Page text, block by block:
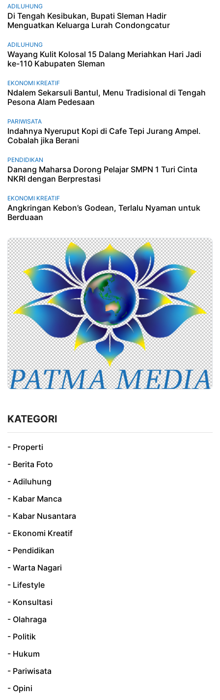
ADILUHUNG
Di Tengah Kesibukan, Bupati Sleman Hadir
Menguatkan Keluarga Lurah Condongcatur
ADILUHUNG
Wayang Kulit Kolosal 15 Dalang Meriahkan Hari Jadi
ke-110 Kabupaten Sleman
EKONOMI KREATIF
Ndalem Sekarsuli Bantul, Menu Tradisional di Tengah
Pesona Alam Pedesaan
PARIWISATA
Indahnya Nyeruput Kopi di Cafe Tepi Jurang Ampel.
Cobalah jika Berani
PENDIDIKAN
Danang Maharsa Dorong Pelajar SMPN 1 Turi Cinta
NKRI dengan Berprestasi
EKONOMI KREATIF
Angkringan Kebon’s Godean, Terlalu Nyaman untuk
Berduaan
KATEGORI
- Properti
- Berita Foto
- Adiluhung
- Kabar Manca
- Kabar Nusantara
- Ekonomi Kreatif
- Pendidikan
- Warta Nagari
- Lifestyle
- Konsultasi
- Olahraga
- Politik
- Hukum
- Pariwisata
- Opini